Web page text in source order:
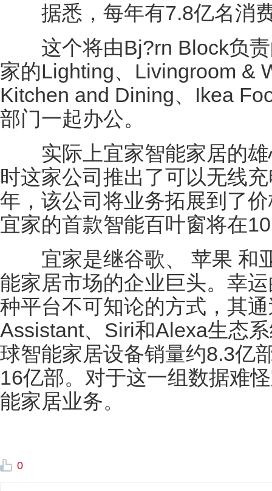
据悉，每年有7.8亿名消
这个将由Bj?rn Block负责
家的Lighting、Livingroom &
Kitchen and Dining、Ikea
部门一起办公。
实际上宜家智能家居的雄
时这家公司推出了可以无线
年，该公司将业务拓展到了
宜家的首款智能百叶窗将在
宜家是继谷歌、 苹果 和
能家居市场的企业巨头。幸
种平台不可知论的方式，其
Assistant、Siri和Alexa生态
球智能家居设备销量约8.3亿
16亿部。对于这一组数据难
能家居业务。
0